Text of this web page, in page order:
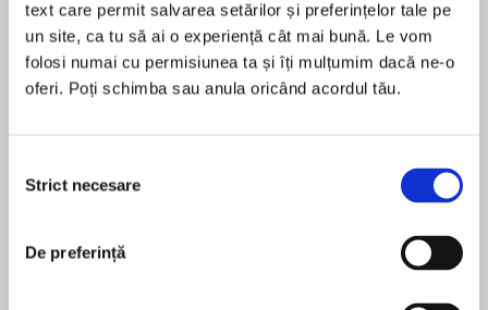
text care permit salvarea setărilor și preferințelor tale pe
un site, ca tu să ai o experiență cât mai bună. Le vom
folosi numai cu permisiunea ta și îți mulțumim dacă ne-o
oferi. Poți schimba sau anula oricând acordul tău.
consimțământului
Strict necesare
De preferință
Utilizând Minotaurul ca pe o metaforă
structurant, naratorul îndelung așteptatului
roman al lui Gospodinov construiește un labirint
din povești despre propria familie, sărind dintr-o
amuzantă a mentalității est-europene. Fizica
tristeții este o carte ce are la bază obsesia
timpului, despre urmele lăsate de timpul
pierdut în texte, imagini și asupra obiectelor. În
O carte foarte interesantă. Mi-a plăcut foarte
tare. Iar Mihai Călin are voce foarte potrivită